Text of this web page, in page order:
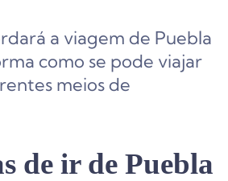
a viagem de Puebla
como se pode viajar
meios de
de ir de Puebla